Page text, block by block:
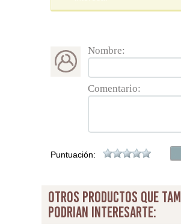
Nombre:
Comentario:
Puntuación:
otros productos que
podrian interesarte: